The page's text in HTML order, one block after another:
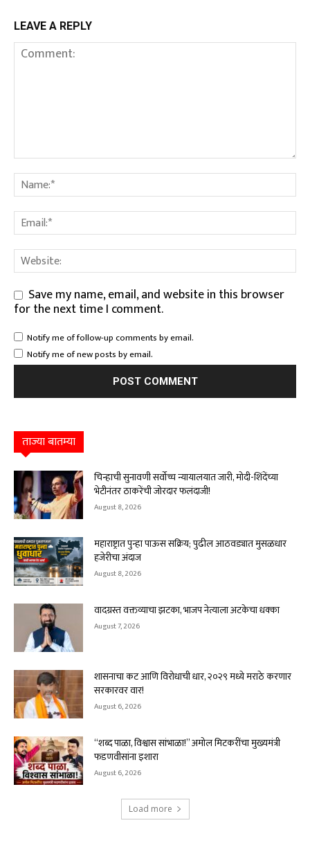
LEAVE A REPLY
Save my name, email, and website in this browser
for the next time I comment.
Notify me of follow-up comments by email.
Notify me of new posts by email.
ताज्या बातम्या
चिन्हाची सुनावणी सर्वोच्च न्यायालयात जारी, मोदी-शिंदेंच्या
भेटीनंतर ठाकरेंची जोरदार फलंदाजी!
August 8, 2026
महाराष्ट्रात पुन्हा पाऊस सक्रिय; पुढील आठवड्यात मुसळधार
हजेरीचा अंदाज
August 8, 2026
वादग्रस्त वक्तव्याचा झटका, भाजप नेत्याला अटकेचा धक्का
August 7, 2026
शासनाचा कट आणि विरोधाची धार, २०२९ मध्ये मराठे करणार
सरकारवर वार!
August 6, 2026
“शब्द पाळा, विश्वास सांभाळा!” अमोल मिटकरींचा मुख्यमंत्री
फडणवीसांना इशारा
August 6, 2026
Load more